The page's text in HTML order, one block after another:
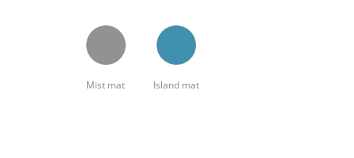
Mist mat Island mat